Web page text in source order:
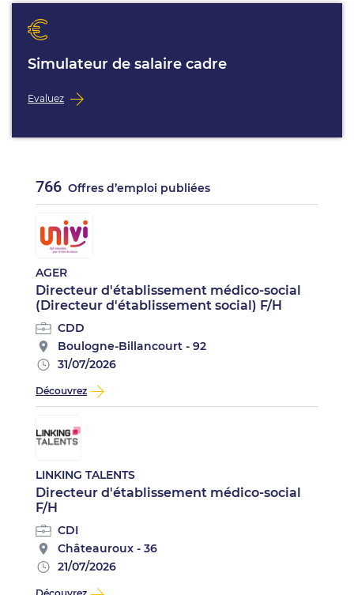
Simulateur de salaire cadre
Evaluez
766 Offres d’emploi publiées
AGER
Directeur d'établissement médico-social
(Directeur d'établissement social) F/H
CDD
Boulogne-Billancourt - 92
31/07/2026
Découvrez
LINKING TALENTS
Directeur d'établissement médico-social
F/H
CDI
Châteauroux - 36
21/07/2026